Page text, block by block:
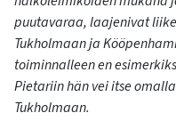
puutavaraa, laajenivat
Tukholmaan ja
toiminnalleen en
Pietariin hän vei itse
Tukholmaan.